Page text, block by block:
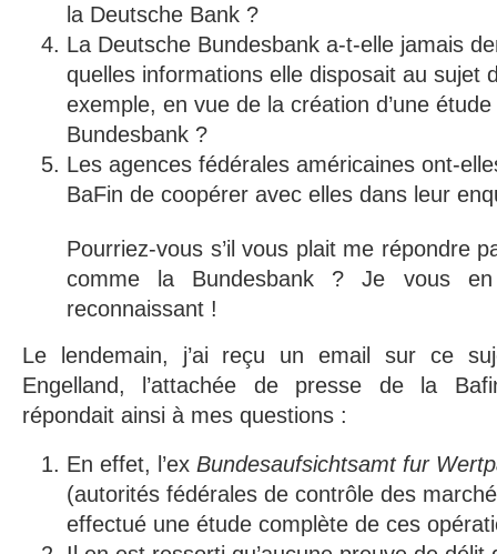
la Deutsche Bank ?
La Deutsche Bundesbank a-t-elle jamais
quelles informations elle disposait au sujet
exemple, en vue de la création d’une
Bundesbank ?
Les agences fédérales américaines ont-
BaFin de coopérer avec elles dans leur
Pourriez-vous s’il vous plait me répondre
comme la Bundesbank ? Je vous en
reconnaissant !
Le lendemain, j’ai reçu un email sur ce
Engelland, l’attachée de presse de la
répondait ainsi à mes questions :
En effet, l’ex Bundesaufsichtsamt fur
(autorités fédérales de contrôle des
effectué une étude complète de ces